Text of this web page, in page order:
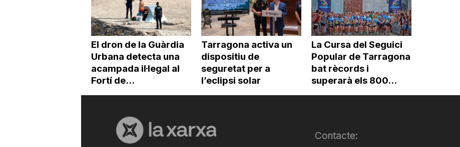
El dron de la Guàrdia
Urbana detecta una
acampada il·legal al
Fortí de...
Tarragona activa un
dispositiu de
seguretat per a
l’eclipsi solar
La Cursa del Seguici
Popular de Tarragona
bat rècords i
superarà els 800...
Contacte: